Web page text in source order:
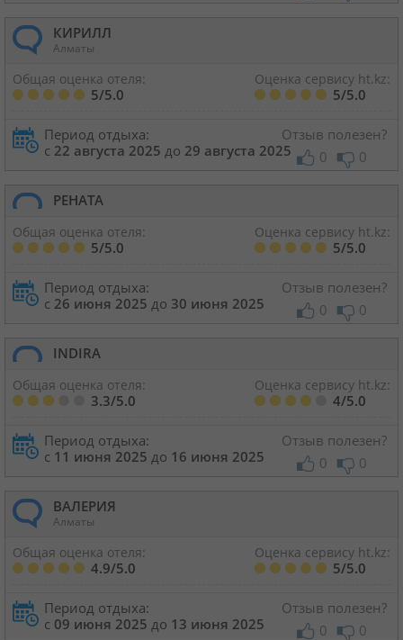
КИРИЛЛ
Алматы
Общая оценка отеля:
5/5.0
Оценка сервису ht.kz:
5/5.0
Период отдыха:
с 22 августа 2025 до 29 августа 2025
Отзыв полезен?
0
0
РЕНАТА
Общая оценка отеля:
5/5.0
Оценка сервису ht.kz:
5/5.0
Период отдыха:
с 26 июня 2025 до 30 июня 2025
Отзыв полезен?
0
0
INDIRA
Общая оценка отеля:
3.3/5.0
Оценка сервису ht.kz:
4/5.0
Период отдыха:
с 11 июня 2025 до 16 июня 2025
Отзыв полезен?
0
0
ВАЛЕРИЯ
Алматы
Общая оценка отеля:
4.9/5.0
Оценка сервису ht.kz:
5/5.0
Период отдыха:
с 09 июня 2025 до 13 июня 2025
Отзыв полезен?
0
0